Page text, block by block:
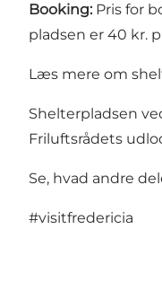
Booking: Pris for
pladsen er 40 kr.
Læs mere om
Shelterpladsen
Friluftsrådets
Se, hvad andre
#visitfredericia